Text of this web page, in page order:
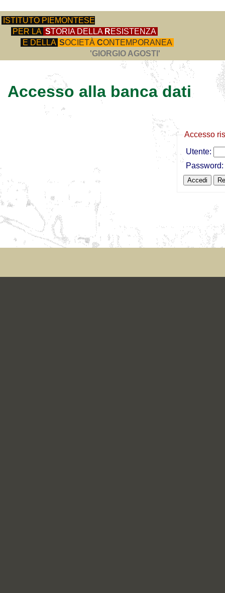
ISTITUTO PIEMONTESE
PER LA STORIA DELLA RESISTENZA
E DELLA SOCIETÀ CONTEMPORANEA
'GIORGIO AGOSTI'
Accesso alla banca dati
Accesso
Utente:
Password: